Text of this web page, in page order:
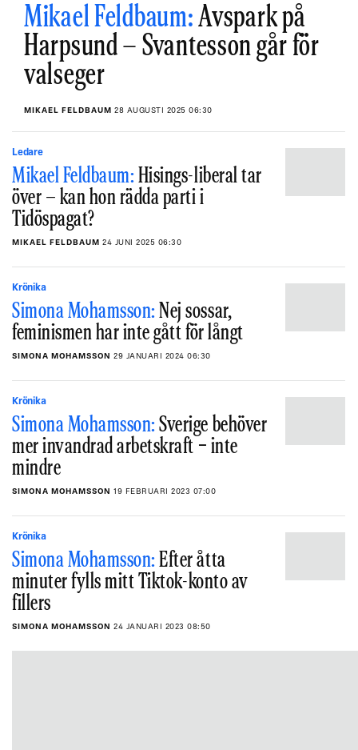
Mikael Feldbaum:Avspark på
Harpsund – Svantesson går för
valseger
MIKAEL FELDBAUM 28 AUGUSTI 2025 06:30
Ledare
Mikael Feldbaum:Hisings-liberal tar
över – kan hon rädda parti i
Tidöspagat?
MIKAEL FELDBAUM 24 JUNI 2025 06:30
Krönika
Simona Mohamsson:Nej sossar,
feminismen har inte gått för långt
SIMONA MOHAMSSON 29 JANUARI 2024 06:30
Krönika
Simona Mohamsson:Sverige behöver
mer invandrad arbetskraft − inte
mindre
SIMONA MOHAMSSON 19 FEBRUARI 2023 07:00
Krönika
Simona Mohamsson:Efter åtta
minuter fylls mitt Tiktok-konto av
fillers
SIMONA MOHAMSSON 24 JANUARI 2023 08:50